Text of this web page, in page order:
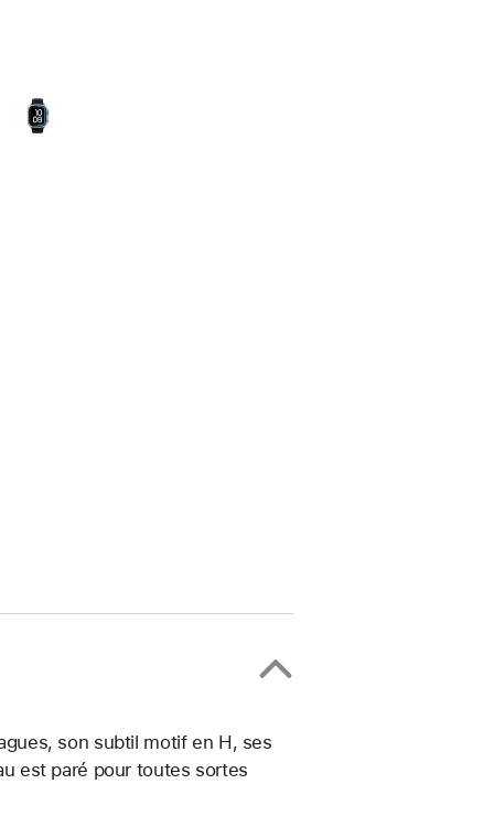
son subtil motif en H, ses
est paré pour toutes sortes